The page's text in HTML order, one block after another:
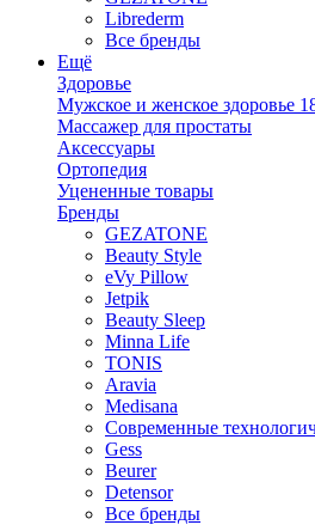
Librederm
Все бренды
Ещё
Здоровье
Мужское и женское здоровье
Массажер для простаты
Аксессуары
Ортопедия
Уцененные товары
Бренды
GEZATONE
Beauty Style
eVy Pillow
Jetpik
Beauty Sleep
Minna Life
TONIS
Aravia
Medisana
Современные
Gess
Beurer
Detensor
Все бренды